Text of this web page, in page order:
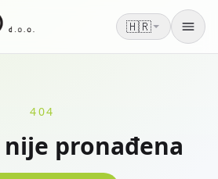
🇭🇷
404
pronađena